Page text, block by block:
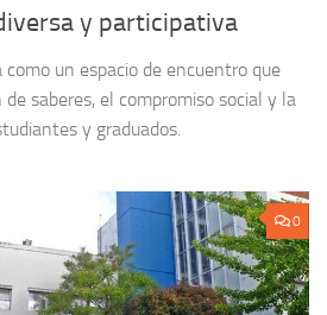
y participativa
un espacio de encuentro que
saberes, el compromiso social y la
y graduados.
0